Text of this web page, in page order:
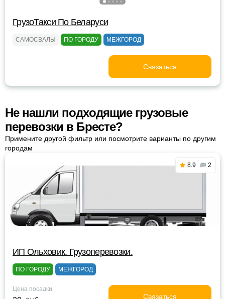
ГрузоТакси По Беларуси
САМОСВАЛЫ ПО ГОРОДУ МЕЖГОРОД
Связаться
Не нашли подходящие грузовые
перевозки в Бресте?
Примените другой фильтр или посмотрите варианты по другим
городам
8.9 2
ИП Ольховик. Грузоперевозки.
ПО ГОРОДУ МЕЖГОРОД
Цена посадки
Связаться